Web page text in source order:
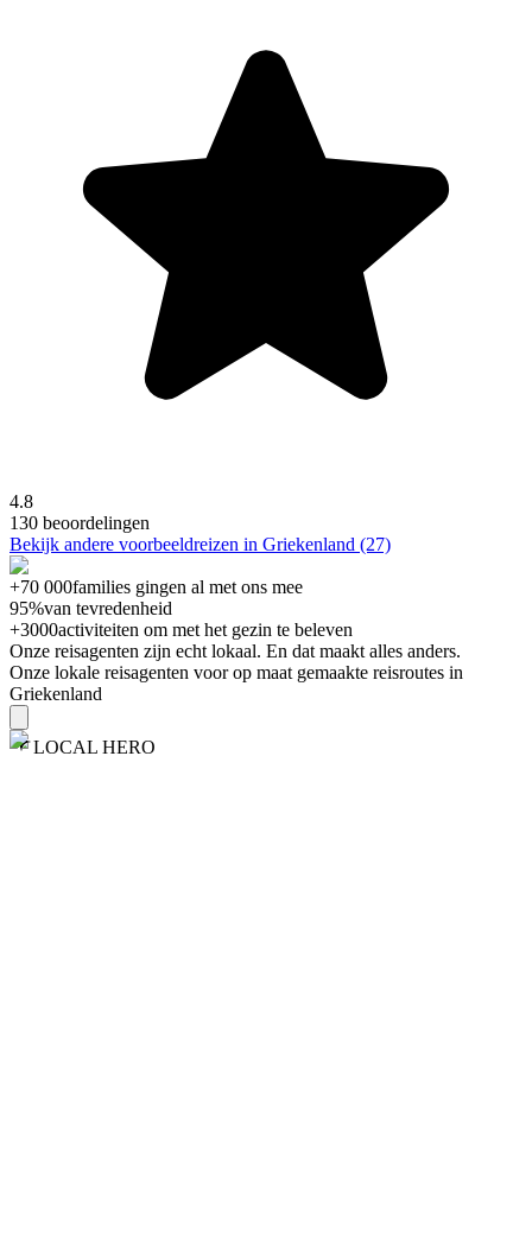
4.8
130 beoordelingen
Bekijk andere voorbeeldreizen in Griekenland (27)
+70 000families gingen al met ons mee
95%van tevredenheid
+3000activiteiten om met het gezin te beleven
Onze reisagenten zijn echt lokaal. En dat maakt alles anders.
Onze lokale reisagenten voor op maat gemaakte reisroutes in
Griekenland
LOCAL HERO